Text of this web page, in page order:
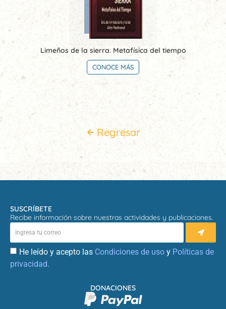
Limeños de la sierra. Metafísica del tiempo
CONOCE MÁS
Regresar
SUSCRÍBETE
Recibe información sobre nuestras actividades y publicaciones.
He leído y acepto las Condiciones de uso y Políticas de
privacidad.
DONACIONES